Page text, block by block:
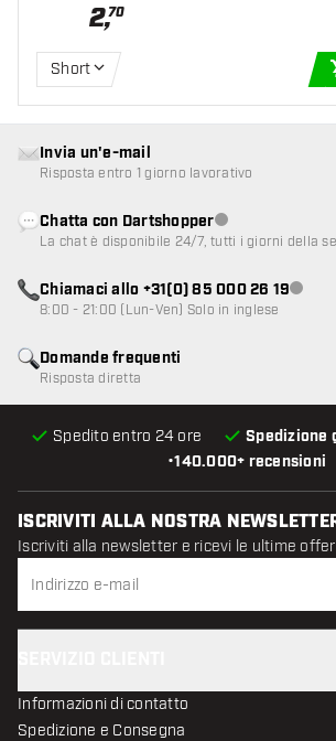
2,70
Short
•140.000+ recensioni
Spedito entro 24 ore Spedizione
Domande frequenti
Risposta diretta
Invia un'e-mail
Risposta entro 1 giorno lavorativo
Chatta con DartshopperServizio clienti non
La chat è disponibile 24/7, tutti i giorni della
Chiamaci allo +31(0) 85 000 26 19
8:00 - 21:00 (Lun-Ven) Solo in inglese
ISCRIVITI ALLA NOSTRA
Iscriviti alla newsletter e ricevi le ultime
Informazioni di contatto
Spedizione e Consegna